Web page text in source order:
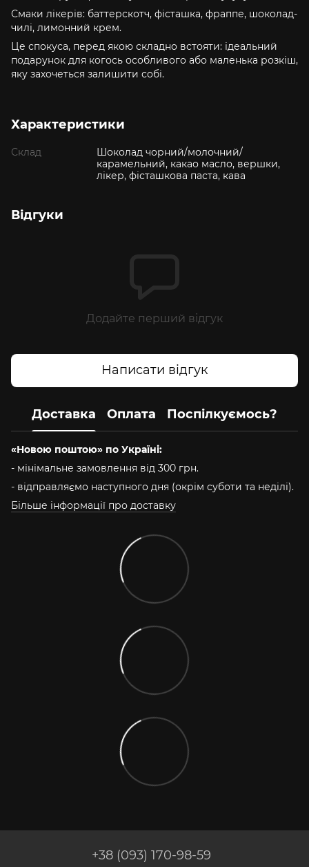
Смаки лікерів: баттерскотч, фісташка, фраппе, шоколад-
чилі, лимонний крем.
Це спокуса, перед якою складно встояти: ідеальний
подарунок для когось особливого або маленька розкіш,
яку захочеться залишити собі.
Характеристики
Склад
Шоколад чорний/молочний/
карамельний, какао масло, вершки,
лікер, фісташкова паста, кава
Відгуки
Додайте перший відгук
Написати відгук
Доставка Оплата Поспілкуємось?
«Новою поштою» по Україні:
- мінімальне замовлення від 300 грн.
- відправляємо наступного дня (окрім суботи та неділі).
Більше інформації про доставку
+38 (093) 170-98-59